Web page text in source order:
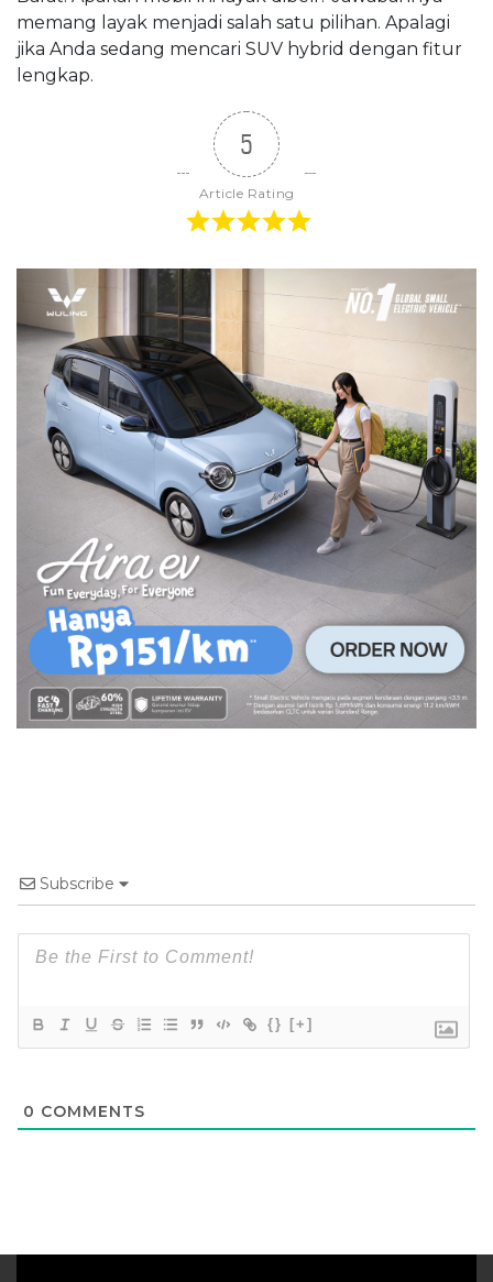
memang layak menjadi salah satu pilihan. Apalagi
jika Anda sedang mencari SUV hybrid dengan fitur
lengkap.
5
Article Rating
Subscribe
{} [+]
0 COMMENTS